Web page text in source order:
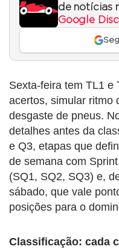
de notícias
Google
Sexta-feira tem TL1 e
acertos, simular ritmo
desgaste de pneus.
detalhes antes da
e Q3, etapas que
de semana com
(SQ1, SQ2, SQ3) e,
sábado, que vale
posições para o
Classificação: cada